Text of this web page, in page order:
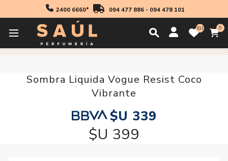
2400 6660* 094 477 886- 094 478 101
0 0
20 off Sombra Liquida Vogue Resist Coco Vibrante
Sombra Liquida Vogue Resist Coco
Vibrante
$U 339
$U 399